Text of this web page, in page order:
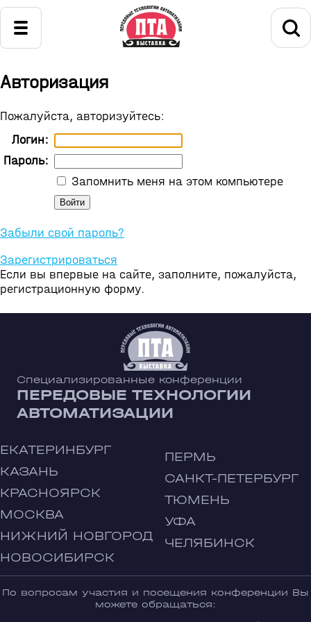
Авторизация
Пожалуйста, авторизуйтесь:
Логин:
Пароль:
Запомнить меня на этом компьютере
Забыли свой пароль?
Зарегистрироваться
Если вы впервые на сайте, заполните, пожалуйста,
регистрационную форму.
Специализированные конференции
ПЕРЕДОВЫЕ ТЕХНОЛОГИИ
АВТОМАТИЗАЦИИ
ЕКАТЕРИНБУРГ
КАЗАНЬ
КРАСНОЯРСК
МОСКВА
НИЖНИЙ НОВГОРОД
НОВОСИБИРСК
ПЕРМЬ
САНКТ-ПЕТЕРБУРГ
ТЮМЕНЬ
УФА
ЧЕЛЯБИНСК
По вопросам участия и посещения конференции Вы
можете обращаться: